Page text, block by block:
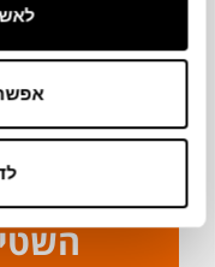
ניקיון ותחזוקה
ככה